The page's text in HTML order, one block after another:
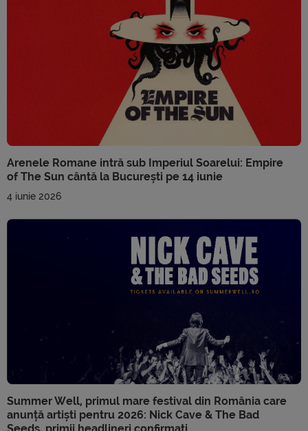
Arenele Romane intră sub Imperiul Soarelui: Empire
of The Sun cântă la București pe 14 iunie
4 iunie 2026
Summer Well, primul mare festival din România care
anunță artiști pentru 2026: Nick Cave & The Bad